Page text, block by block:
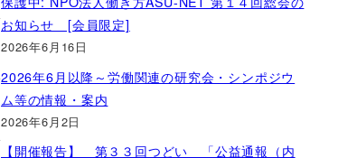
お知らせ [会員限定]
2026年6月16日
2026年6月以降～労働関連の研究会・シンポジウ
ム等の情報・案内
2026年6月2日
【開催報告】 第３３回つどい 「公益通報（内